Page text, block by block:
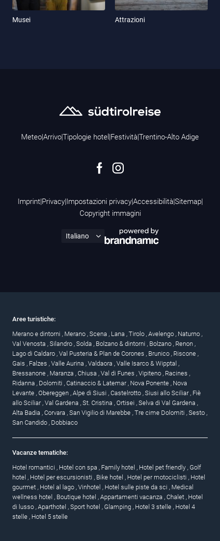
Musei Attrazioni
Meteo|Arrivo|Tipologie hotel |Festività|Trentino-Alto Adige
Imprint|Privacy|Impostazioni privacy|Accessibilità|Sitemap|
Copyright immagini
Aree turistiche:
Merano e dintorni , Merano , Scena , Lana , Tirolo , Avelengo , Naturno ,
Val Venosta , Silandro , Solda , Bolzano & dintorni , Bolzano , Renon ,
Lago di Caldaro , Val Pusteria & Plan de Corones , Brunico , Riscone ,
Gais , Falzes , Valle Aurina , Valdaora , Valle Isarco & Wipptal ,
Bressanone , Maranza , Chiusa , Val di Funes , Vipiteno , Racines ,
Ridanna , Dolomiti , Catinaccio & Latemar , Nova Ponente , Nova
Levante , Obereggen , Alpe di Siusi , Castelrotto , Siusi allo Sciliar , Fiè
allo Sciliar , Val Gardena , St. Cristina , Ortisei , Selva di Val Gardena ,
Alta Badia , Corvara , San Vigilio di Marebbe , Tre cime Dolomiti , Sesto ,
San Candido , Dobbiaco
Vacanze tematiche:
Hotel romantici , Hotel con spa , Family hotel , Hotel pet friendly , Golf
hotel , Hotel per escursionisti , Bike hotel , Hotel per motociclisti , Hotel
gourmet , Hotel al lago , Vinhotel , Hotel sulle piste da sci , Medical
wellness hotel , Boutique hotel , Appartamenti vacanza , Chalet , Hotel
di lusso , Aparthotel , Sport hotel , Glamping , Hotel 3 stelle , Hotel 4
stelle , Hotel 5 stelle